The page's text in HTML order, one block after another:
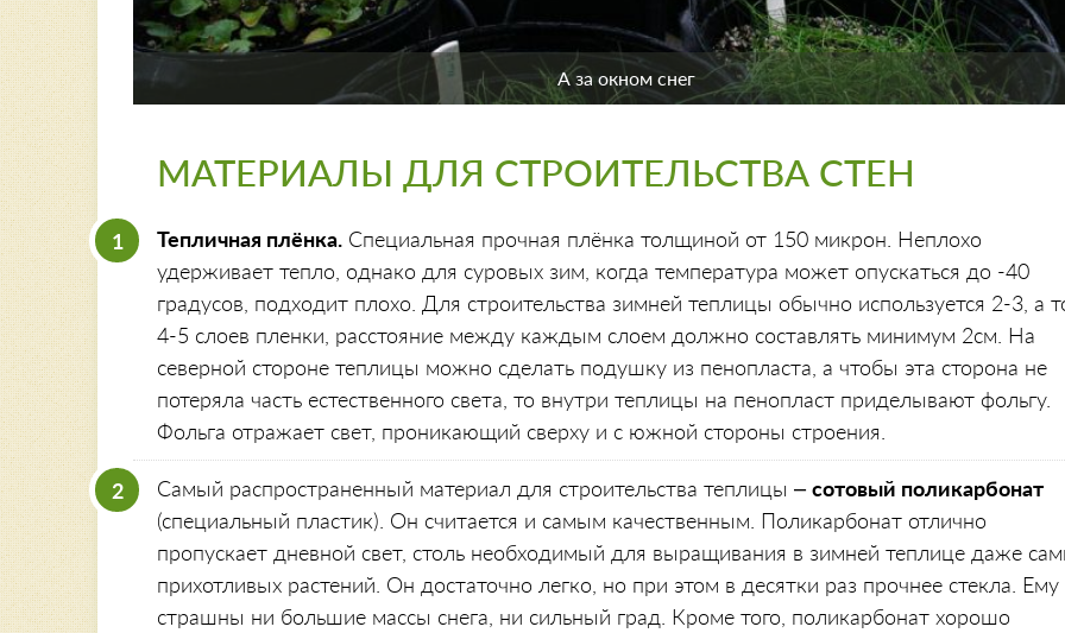
А за окном снег
МАТЕРИАЛЫ ДЛЯ СТРОИТЕЛЬСТВА СТЕН
Тепличная плёнка. Специальная прочная плёнка толщиной от 150 микрон. Неплохо
удерживает тепло, однако для суровых зим, когда температура может опускаться до -40
градусов, подходит плохо. Для строительства зимней теплицы обычно используется 2-3, а
4-5 слоев пленки, расстояние между каждым слоем должно составлять минимум 2см. На
северной стороне теплицы можно сделать подушку из пенопласта, а чтобы эта сторона не
потеряла часть естественного света, то внутри теплицы на пенопласт приделывают фольгу.
Фольга отражает свет, проникающий сверху и с южной стороны строения.
Самый распространенный материал для строительства теплицы – сотовый поликарбонат
(специальный пластик). Он считается и самым качественным. Поликарбонат отлично
пропускает дневной свет, столь необходимый для выращивания в зимней теплице даже
прихотливых растений. Он достаточно легко, но при этом в десятки раз прочнее стекла. Ему
страшны ни большие массы снега, ни сильный град. Кроме того, поликарбонат хорошо